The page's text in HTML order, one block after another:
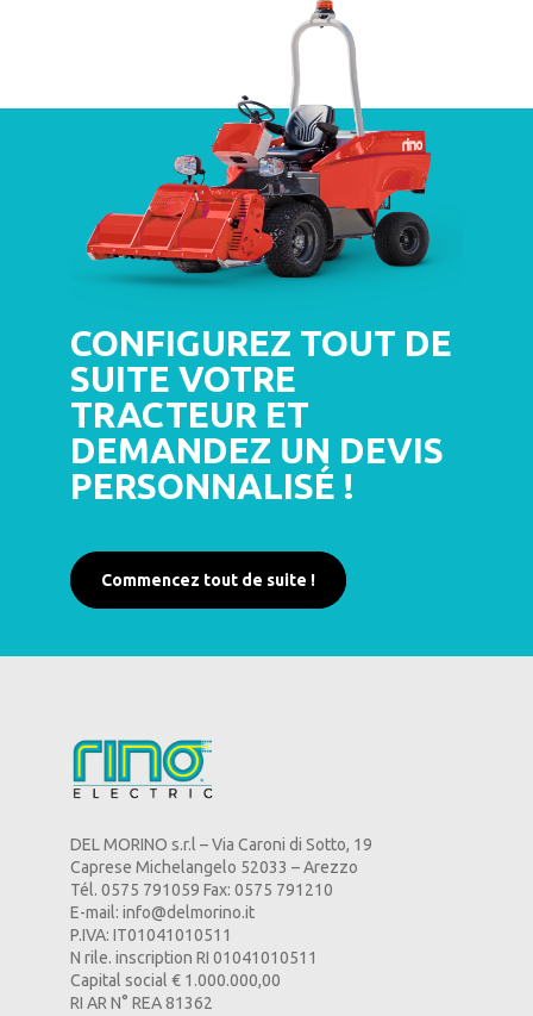
CONFIGUREZ TOUT DE
SUITE VOTRE
TRACTEUR ET
DEMANDEZ UN DEVIS
PERSONNALISÉ !
Commencez tout de suite !
DEL MORINO s.r.l – Via Caroni di Sotto, 19
Caprese Michelangelo 52033 – Arezzo
Tél. 0575 791059 Fax: 0575 791210
E-mail: info@delmorino.it
P.IVA: IT01041010511
N rile. inscription RI 01041010511
Capital social € 1.000.000,00
RI AR N° REA 81362